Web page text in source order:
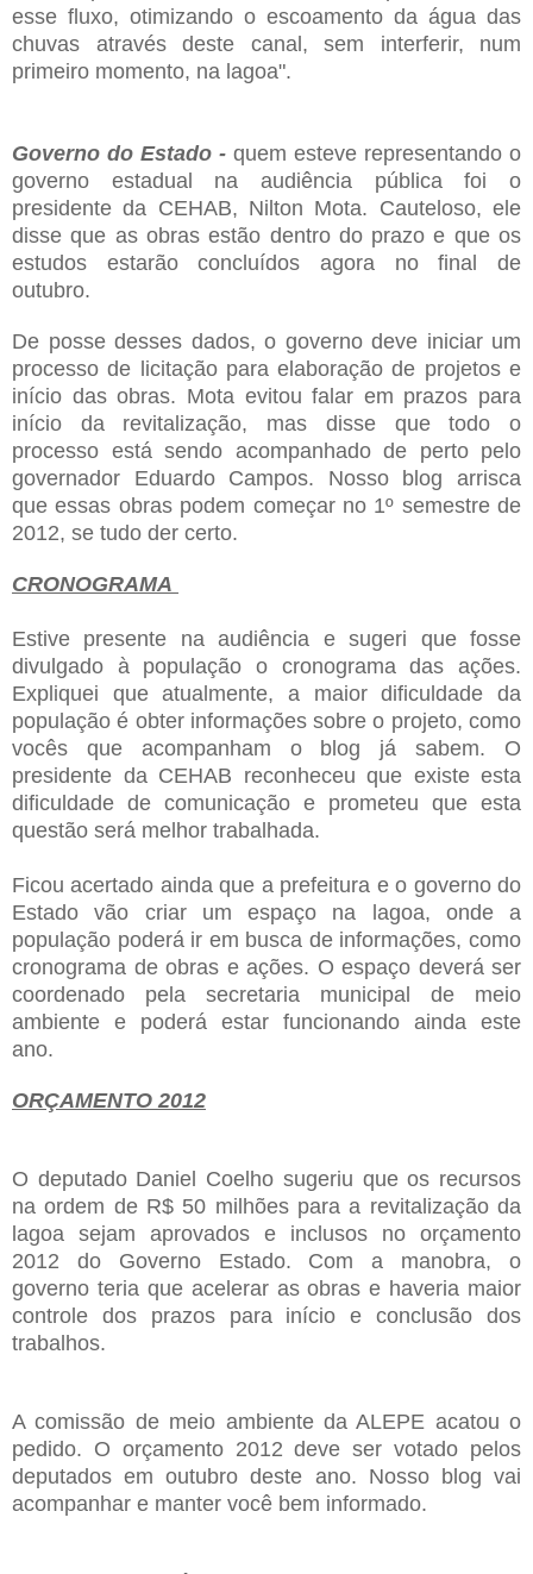
esse fluxo, otimizando o escoamento da água das
chuvas através deste canal, sem interferir, num
primeiro momento, na lagoa".
Governo do Estado - quem esteve representando o
governo estadual na audiência pública foi o
presidente da CEHAB, Nilton Mota. Cauteloso, ele
disse que as obras estão dentro do prazo e que os
estudos estarão concluídos agora no final de
outubro.
De posse desses dados, o governo deve iniciar um
processo de licitação para elaboração de projetos e
início das obras. Mota evitou falar em prazos para
início da revitalização, mas disse que todo o
processo está sendo acompanhado de perto pelo
governador Eduardo Campos. Nosso blog arrisca
que essas obras podem começar no 1º semestre de
2012, se tudo der certo.
CRONOGRAMA
Estive presente na audiência e sugeri que fosse
divulgado à população o cronograma das ações.
Expliquei que atualmente, a maior dificuldade da
população é obter informações sobre o projeto, como
vocês que acompanham o blog já sabem. O
presidente da CEHAB reconheceu que existe esta
dificuldade de comunicação e prometeu que esta
questão será melhor trabalhada.
Ficou acertado ainda que a prefeitura e o governo do
Estado vão criar um espaço na lagoa, onde a
população poderá ir em busca de informações, como
cronograma de obras e ações. O espaço deverá ser
coordenado pela secretaria municipal de meio
ambiente e poderá estar funcionando ainda este
ano.
ORÇAMENTO 2012
O deputado Daniel Coelho sugeriu que os recursos
na ordem de R$ 50 milhões para a revitalização da
lagoa sejam aprovados e inclusos no orçamento
2012 do Governo Estado. Com a manobra, o
governo teria que acelerar as obras e haveria maior
controle dos prazos para início e conclusão dos
trabalhos.
A comissão de meio ambiente da ALEPE acatou o
pedido. O orçamento 2012 deve ser votado pelos
deputados em outubro deste ano. Nosso blog vai
acompanhar e manter você bem informado.